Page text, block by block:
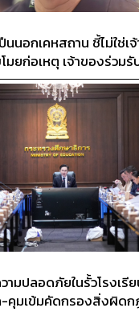
นอกเคหสถาน ชี้ไม่ใช่เ
ยก่อเหตุ เจ้าของร่วม
ามปลอดภัยในรั้วโรงเรี
มเข้มคัดกรองสิ่งผิดก